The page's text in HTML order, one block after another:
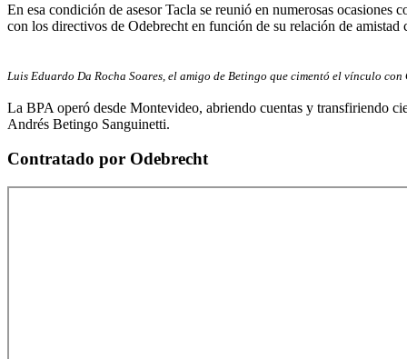
En esa condición de asesor Tacla se reunió en numerosas
con los directivos de Odebrecht en función de su relación de
Luis Eduardo Da Rocha Soares, el amigo de Betingo que cimentó el vínculo
La BPA operó desde Montevideo, abriendo cuentas y transfiriendo
Andrés Betingo Sanguinetti.
Contratado por Odebrecht